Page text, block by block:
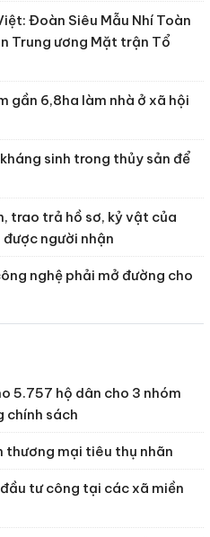
Đoàn Siêu Mẫu Nhí Toàn
Trung ương Mặt trận Tổ
gần 6,8ha làm nhà ở xã hội
sinh trong thủy sản để
trao trả hồ sơ, kỷ vật của
người nhận
nghệ phải mở đường cho
5.757 hộ dân cho 3 nhóm
chính sách
thương mại tiêu thụ nhãn
tư công tại các xã miền